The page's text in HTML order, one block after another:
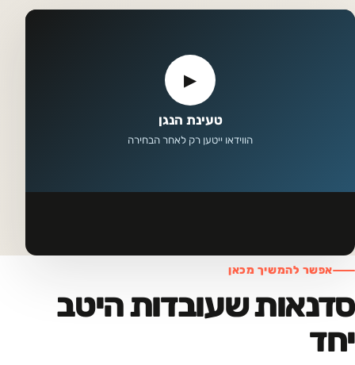
▶
טעינת הנגן
הווידאו ייטען רק לאחר הבחירה
אפשר להמשיך מכאן
סדנאות שעובדות היטב
יחד